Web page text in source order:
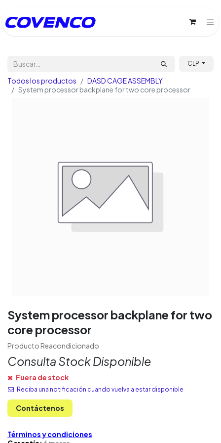
CLP
Todos los productos
DASD CAGE ASSEMBLY
System processor backplane for two core processor
System processor backplane for two
core processor
Producto Reacondicionado
Consulta Stock Disponible
Fuera de stock
Reciba una notificación cuando vuelva a estar disponible
Contáctenos
Términos y condiciones